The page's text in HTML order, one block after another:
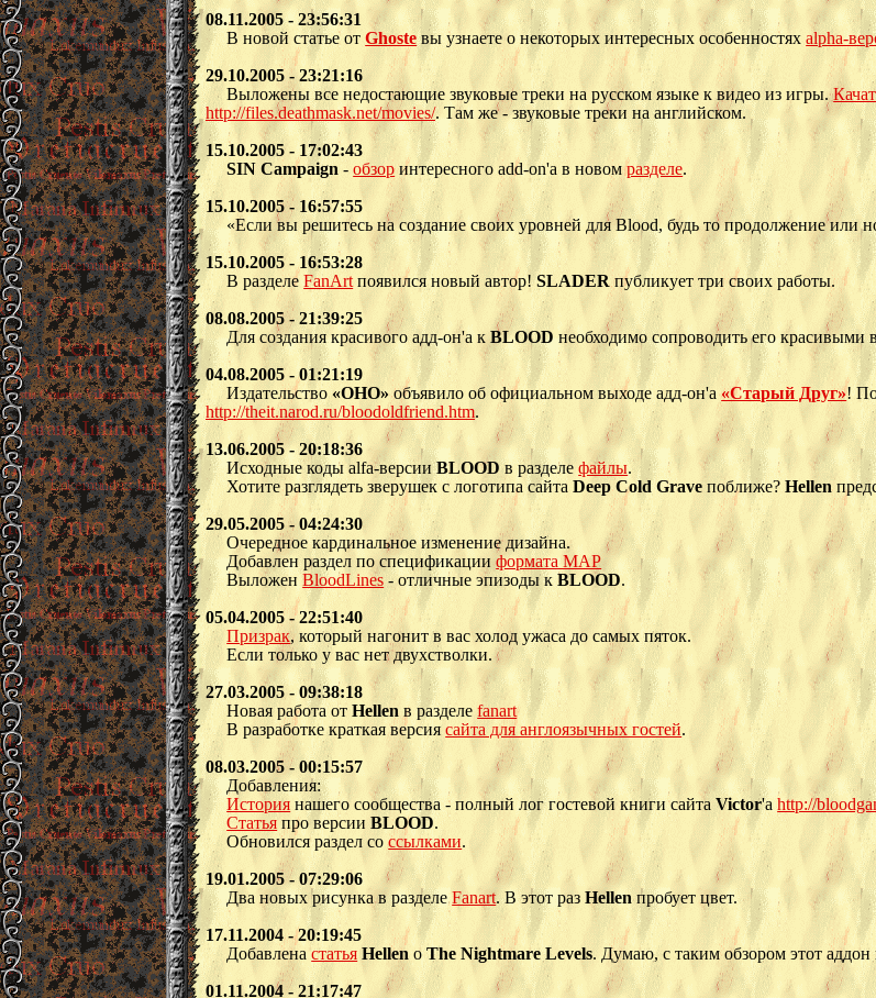
08.11.2005 - 23:56:31
В новой статье отGhosteвы узнаете о некоторых интересных особенностяхalpha-
29.10.2005 - 23:21:16
Выложены все недостающие звуковые треки на русском языке к видео из игры.
http://files.deathmask.net/movies/. Там же - звуковые треки на английском.
15.10.2005 - 17:02:43
SIN Campaign -обзоринтересного add-on'а в новомразделе.
15.10.2005 - 16:57:55
«Если вы решитесь на создание своих уровней для Blood, будь то продолжение или
15.10.2005 - 16:53:28
В разделеFanArt появился новый автор!SLADERпубликует три своих работы.
08.08.2005 - 21:39:25
Для создания красивого адд-он'а кBLOOD необходимо сопроводить его красивыми
04.08.2005 - 01:21:19
Издательство«ОНО»объявило об официальном выходе адд-он'а«Старый Друг»!
http://theit.narod.ru/bloodoldfriend.htm.
13.06.2005 - 20:18:36
Исходные коды alfa-версииBLOODв разделефайлы.
Хотите разглядеть зверушек с логотипа сайтаDeep Cold Grave поближе?Hellen
29.05.2005 - 04:24:30
Очередное кардинальное изменение дизайна.
Добавлен раздел по спецификацииформата MAP
ВыложенBloodLines - отличные эпизоды кBLOOD.
05.04.2005 - 22:51:40
Призрак, который нагонит в вас холод ужаса до самых пяток.
Если только у вас нет двухстволки.
27.03.2005 - 09:38:18
Новая работа отHellen в разделеfanart
В разработке краткая версиясайта для англоязычных гостей.
08.03.2005 - 00:15:57
Добавления:
История нашего сообщества - полный лог гостевой книги сайтаVictor'аhttp://
Статья про версииBLOOD.
Обновился раздел соссылками.
19.01.2005 - 07:29:06
Два новых рисунка в разделеFanart. В этот разHellenпробует цвет.
17.11.2004 - 20:19:45
Добавленастатья Hellen оThe Nightmare Levels. Думаю, с таким обзором этот
01.11.2004 - 21:17:47